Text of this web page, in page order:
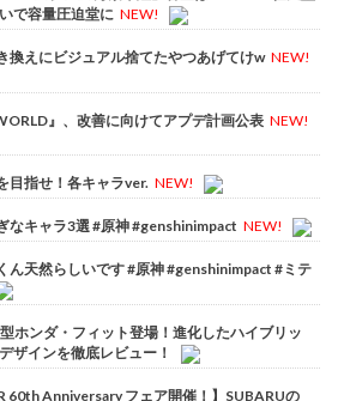
で容量圧迫堂に NEW!
換えにビジュアル捨てたやつあげてけw NEW!
』、改善に向けてアプデ計画公表 NEW!
目指せ！各キャラver. NEW!
なキャラ3選 #原神 #genshinimpact NEW!
ん天然らしいです #原神 #genshinimpact #ミテ
ホンダ・フィット登場！進化したハイブリッ
ザインを徹底レビュー！
60th Anniversary フェア開催！】SUBARUの